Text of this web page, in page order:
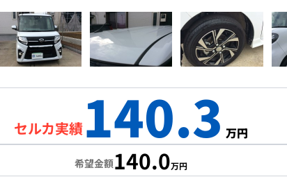
セルカ実績140.3 万円
希望金額140.0万円